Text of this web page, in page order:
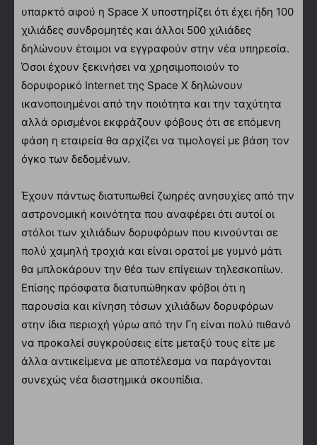
υπαρκτό αφού η Space X υποστηρίζει ότι έχει ήδη 100
χιλιάδες συνδρομητές και άλλοι 500 χιλιάδες
δηλώνουν έτοιμοι να εγγραφούν στην νέα υπηρεσία.
Όσοι έχουν ξεκινήσει να χρησιμοποιούν το
δορυφορικό Internet της Space X δηλώνουν
ικανοποιημένοι από την ποιότητα και την ταχύτητα
αλλά ορισμένοι εκφράζουν φόβους ότι σε επόμενη
φάση η εταιρεία θα αρχίζει να τιμολογεί με βάση τον
όγκο των δεδομένων.
Έχουν πάντως διατυπωθεί ζωηρές ανησυχίες από την
αστρονομική κοινότητα που αναφέρει ότι αυτοί οι
στόλοι των χιλιάδων δορυφόρων που κινούνται σε
πολύ χαμηλή τροχιά και είναι ορατοί με γυμνό μάτι
θα μπλοκάρουν την θέα των επίγειων τηλεσκοπίων.
Επίσης πρόσφατα διατυπώθηκαν φόβοι ότι η
παρουσία και κίνηση τόσων χιλιάδων δορυφόρων
στην ίδια περιοχή γύρω από την Γη είναι πολύ πιθανό
να προκαλεί συγκρούσεις είτε μεταξύ τους είτε με
άλλα αντικείμενα με αποτέλεσμα να παράγονται
συνεχώς νέα διαστημικά σκουπίδια.